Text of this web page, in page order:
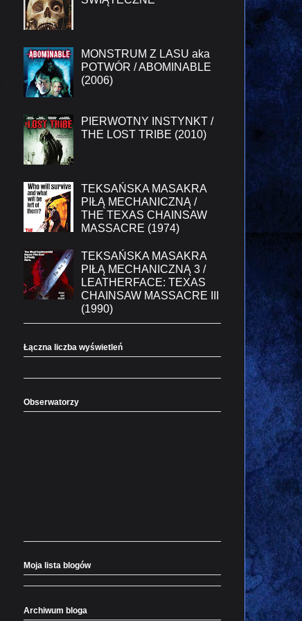
MONSTRUM Z LASU aka
POTWÓR / ABOMINABLE
(2006)
PIERWOTNY INSTYNKT /
THE LOST TRIBE (2010)
TEKSAŃSKA MASAKRA
PIŁĄ MECHANICZNĄ /
THE TEXAS CHAINSAW
MASSACRE (1974)
TEKSAŃSKA MASAKRA
PIŁĄ MECHANICZNĄ 3 /
LEATHERFACE: TEXAS
CHAINSAW MASSACRE III
(1990)
Łączna liczba wyświetleń
Obserwatorzy
Moja lista blogów
Archiwum bloga